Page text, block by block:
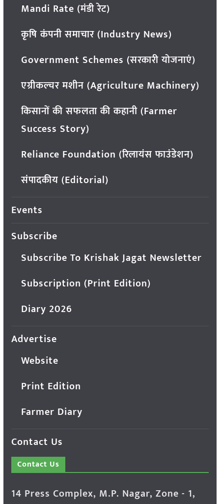
Mandi Rate (मंडी रेट)
कृषि कंपनी समाचार (Industry News)
Government Schemes (सरकारी योजनाएं)
एग्रीकल्चर मशीन (Agriculture Machinery)
किसानों की सफलता की कहानी (Farmer
Success Story)
Reliance Foundation (रिलायंस फाउंडेशन)
संपादकीय (Editorial)
Events
Subscribe
Subscribe To Krishak Jagat Newsletter
Subscription (Print Edition)
Diary 2026
Advertise
Website
Print Edition
Farmer Diary
Contact Us
Contact Us
14 Press Complex, M.P. Nagar, Zone - 1,